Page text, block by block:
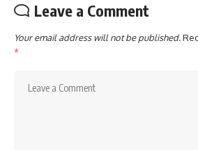
Leave a Comment
Your email address will not be published.
*